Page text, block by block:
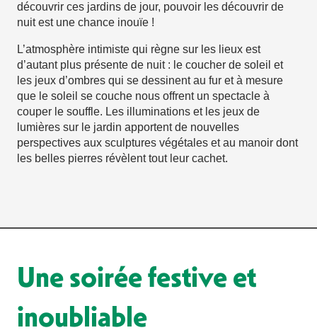
découvrir ces jardins de jour, pouvoir les découvrir de
nuit est une chance inouïe !
L’atmosphère intimiste qui règne sur les lieux est
d’autant plus présente de nuit : le coucher de soleil et
les jeux d’ombres qui se dessinent au fur et à mesure
que le soleil se couche nous offrent un spectacle à
couper le souffle. Les illuminations et les jeux de
lumières sur le jardin apportent de nouvelles
perspectives aux sculptures végétales et au manoir dont
les belles pierres révèlent tout leur cachet.
Une soirée festive et
inoubliable